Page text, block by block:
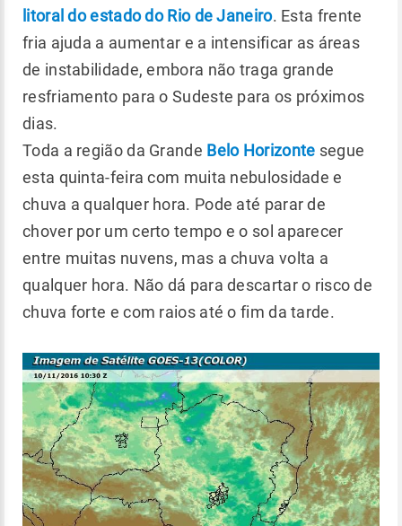
litoral do estado do Rio de Janeiro. Esta frente
fria ajuda a aumentar e a intensificar as áreas
de instabilidade, embora não traga grande
resfriamento para o Sudeste para os próximos
dias.
Toda a região da Grande Belo Horizonte segue
esta quinta-feira com muita nebulosidade e
chuva a qualquer hora. Pode até parar de
chover por um certo tempo e o sol aparecer
entre muitas nuvens, mas a chuva volta a
qualquer hora. Não dá para descartar o risco de
chuva forte e com raios até o fim da tarde.